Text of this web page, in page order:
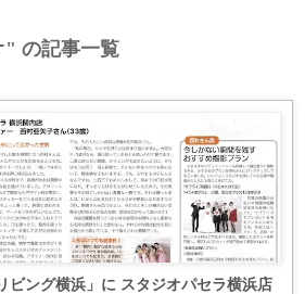
" の記事一覧
ビング横浜」に スタジオパセラ横浜店